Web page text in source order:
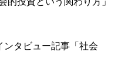
ンタビュー記事「社会